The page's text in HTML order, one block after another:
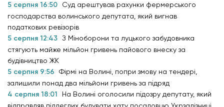
5 серпня 16:50
Суд арештував рахунки фермерського
господарства волинського депутата, який вигнав
податкових ревізорів
5 серпня 12:43 З Міноборони та луцького забудовника
стягують майже мільйон гривень пайового внеску за
будівництво ЖК
5 серпня 9:56
Фірмі на Волині, попри змову на тендері,
залишили понад два мільйони гривень за підряд
4 серпня 18:01
На Волині оголосили підозру депутату, який